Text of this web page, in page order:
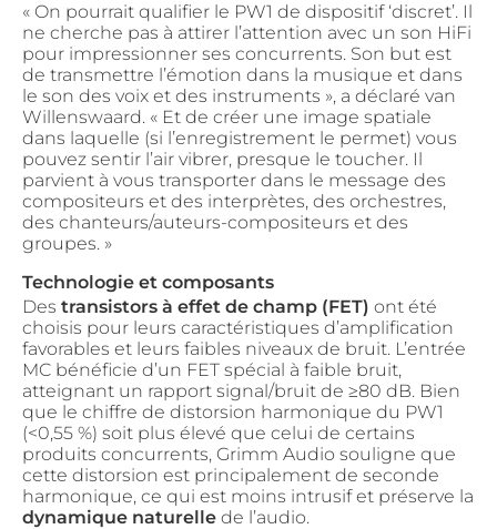
« On pourrait qualifier le PW1 de dispositif ‘discret’. Il
ne cherche pas à attirer l’attention avec un son HiFi
pour impressionner ses concurrents. Son but est
de transmettre l’émotion dans la musique et dans
le son des voix et des instruments », a déclaré van
Willenswaard. « Et de créer une image spatiale
dans laquelle (si l’enregistrement le permet) vous
pouvez sentir l’air vibrer, presque le toucher. Il
parvient à vous transporter dans le message des
compositeurs et des interprètes, des orchestres,
des chanteurs/auteurs-compositeurs et des
groupes. »
Technologie et composants
Des transistors à effet de champ (FET) ont été
choisis pour leurs caractéristiques d’amplification
favorables et leurs faibles niveaux de bruit. L’entrée
MC bénéficie d’un FET spécial à faible bruit,
atteignant un rapport signal/bruit de ≥80 dB. Bien
que le chiffre de distorsion harmonique du PW1
(<0,55 %) soit plus élevé que celui de certains
produits concurrents, Grimm Audio souligne que
cette distorsion est principalement de seconde
harmonique, ce qui est moins intrusif et préserve la
dynamique naturelle de l’audio.